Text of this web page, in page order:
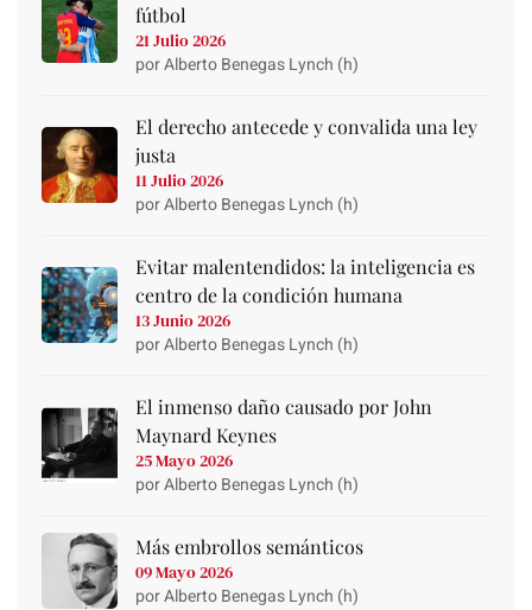
fútbol
21 Julio 2026
por Alberto Benegas Lynch (h)
El derecho antecede y convalida una ley
justa
11 Julio 2026
por Alberto Benegas Lynch (h)
Evitar malentendidos: la inteligencia es
centro de la condición humana
13 Junio 2026
por Alberto Benegas Lynch (h)
El inmenso daño causado por John
Maynard Keynes
25 Mayo 2026
por Alberto Benegas Lynch (h)
Más embrollos semánticos
09 Mayo 2026
por Alberto Benegas Lynch (h)